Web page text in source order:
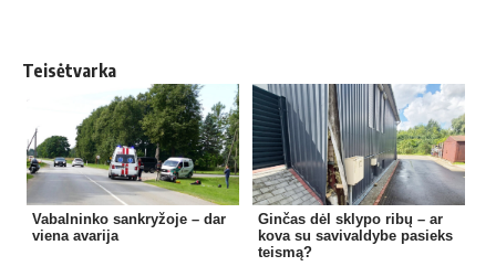
Teisėtvarka
Vabalninko sankryžoje – dar
viena avarija
Ginčas dėl sklypo ribų – ar
kova su savivaldybe pasieks
teismą?